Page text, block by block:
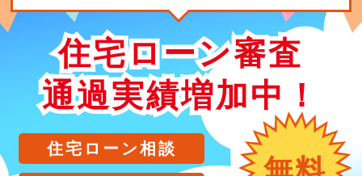
住宅ローン審査
通過実績増加中！
住宅ローン審査
通過実績増加中！
住宅ローン相談